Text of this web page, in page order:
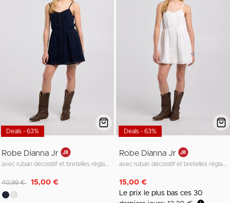
Deals - 63%
Robe Dianna Jr
Remise de
40,99 € 15,00 €
Deals - 63%
Robe Dianna Jr
15,00 €
Le prix le plus bas ces 30